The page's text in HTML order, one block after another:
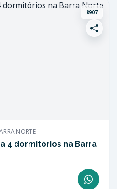
8907
NORTE
4 dormitórios na Barra